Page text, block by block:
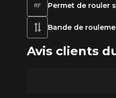
Permet de rouler
Bande de
Avis clients